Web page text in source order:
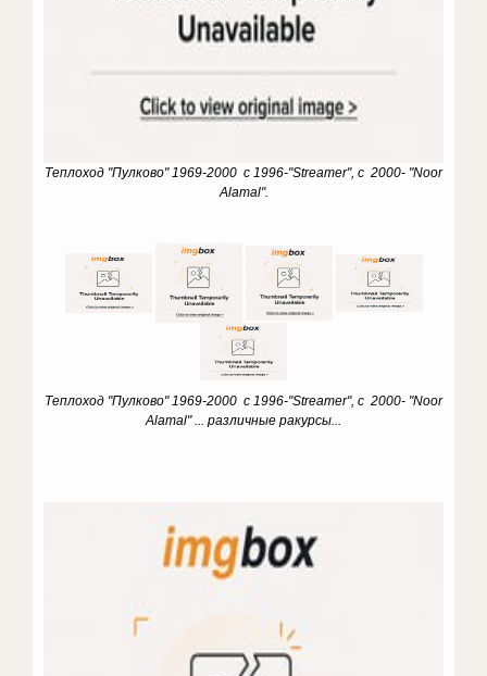
Теплоход "Пулково" 1969-2000 с 1996-"Streamer", с 2000- "Noor
Alamal".
Теплоход "Пулково" 1969-2000 с 1996-"Streamer", с 2000- "Noor
Alamal"... различные ракурсы...